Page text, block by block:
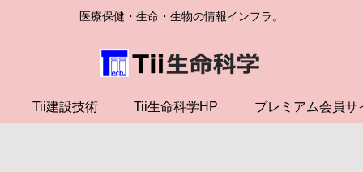
医療保健・生命・生物の情報インフラ。
Tii建設技術 Tii生命科学HP プレミアム会員サ